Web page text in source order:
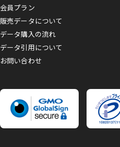
会員プラン
販売データについて
データ購入の流れ
データ引用について
お問い合わせ